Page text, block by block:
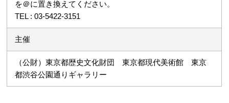
を＠に置き換えてください。
TEL : 03-5422-3151
主催
（公財）東京都歴史文化財団 東京都現代美術館 東京
都渋谷公園通りギャラリー